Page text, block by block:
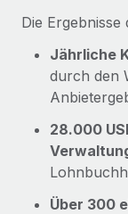
Die Ergebnisse
Jährliche
durch den
28.000
Über 300